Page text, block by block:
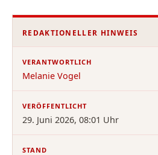
REDAKTIONELLER HINWEIS
VERANTWORTLICH
Melanie Vogel
VERÖFFENTLICHT
29. Juni 2026, 08:01 Uhr
STAND